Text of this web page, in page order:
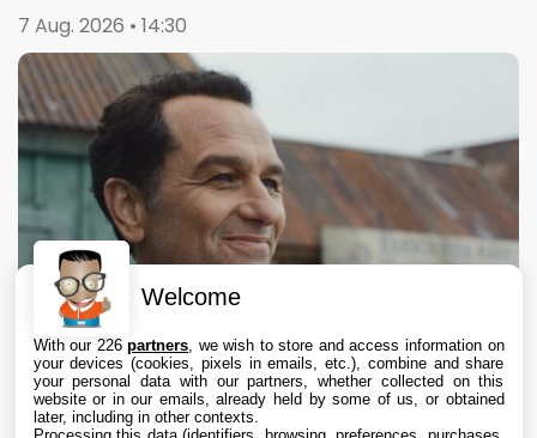
7 Aug. 2026 • 14:30
Welcome
With our 226partners , we wish to store and access information on
your devices (cookies, pixels in emails, etc.), combine and share
your personal data with our partners, whether collected on this
website or in our emails, already held by some of us, or obtained
later, including in other contexts.
Processing this data (identifiers, browsing, preferences, purchases,